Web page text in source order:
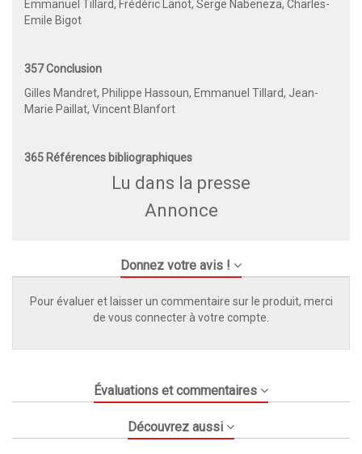
Emmanuel Tillard, Frédéric Lanot, Serge Nabeneza, Charles-
Emile Bigot
357 Conclusion
Gilles Mandret, Philippe Hassoun, Emmanuel Tillard, Jean-
Marie Paillat, Vincent Blanfort
365 Références bibliographiques
Lu dans la presse
Annonce
Donnez votre avis !
Pour évaluer et laisser un commentaire sur le produit, merci
de vous connecter à votre compte.
Évaluations et commentaires
Découvrez aussi